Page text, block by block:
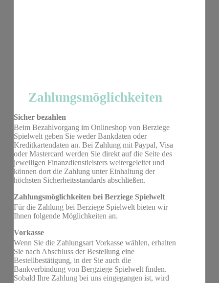
Zahlungsmöglichkeiten
Sicher bezahlen
Beim Bezahlvorgang im Onlineshop von Berziege
Spielwelt geben Sie weder Bankdaten oder
Kreditkartendaten an. Bei Zahlung mit Paypal, Visa
oder Mastercard werden Sie direkt auf die Seite des
jeweiligen Finanzdienstleisters weitergeleitet und
können dort die Zahlung unter Einhaltung der
höchsten Sicherheitsstandards abschließen.
Zahlungsmöglichkeiten bei Berziege Spielwelt
Für die Zahlung bei Berziege Spielwelt bieten wir
Ihnen folgende Möglichkeiten an.
Vorkasse
Wenn Sie die Zahlungsart Vorkasse wählen, erhalten
Sie nach Abschluss der Bestellung eine
Bestellbestätigung, in der Sie auch die
Bankverbindung von Bergziege Spielwelt finden.
Sobald Ihre Zahlung bei uns eingegangen ist, wird